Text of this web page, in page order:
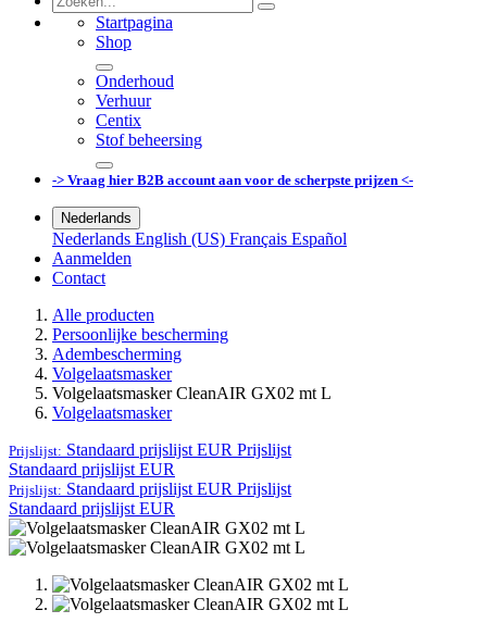
Startpagina
Shop
Onderhoud
Verhuur
Centix
Stof beheersing
-> Vraag hier B2B account aan voor de scherpste prijzen <-
Nederlands
Nederlands English (US) Français Español
Aanmelden
Contact
Alle producten
Persoonlijke bescherming
Adembescherming
Volgelaatsmasker
Volgelaatsmasker CleanAIR GX02 mt L
Volgelaatsmasker
Prijslijst: Standaard prijslijst EUR Prijslijst
Standaard prijslijst EUR
Prijslijst: Standaard prijslijst EUR Prijslijst
Standaard prijslijst EUR